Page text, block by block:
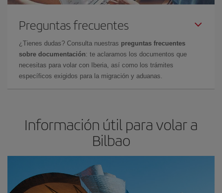
Preguntas frecuentes
¿Tienes dudas? Consulta nuestras preguntas frecuentes
sobre documentación: te aclaramos los documentos que
necesitas para volar con Iberia, así como los trámites
específicos exigidos para la migración y aduanas.
Información útil para volar a
Bilbao